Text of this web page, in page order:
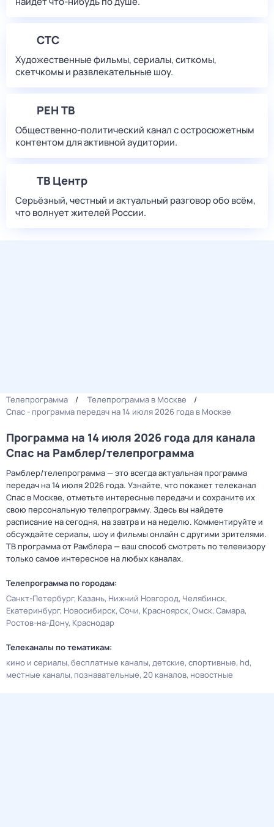
СТС
Художественные фильмы, сериалы, ситкомы,
скетчкомы и развлекательные шоу.
РЕН ТВ
Общественно-политический канал с остросюжетным
контентом для активной аудитории.
ТВ Центр
Серьёзный, честный и актуальный разговор обо всём,
что волнует жителей России.
Телепрограмма
Телепрограмма в Москве
Спас - программа передач на 14 июля 2026 года в Москве
Программа на 14 июля 2026 года для канала
Спас на Рамблер/телепрограмма
Рамблер/телепрограмма — это всегда актуальная программа
передач на 14 июля 2026 года. Узнайте, что покажет телеканал
Спас в Москве, отметьте интересные передачи и сохраните их
свою персональную телепрограмму. Здесь вы найдете
расписание на сегодня, на завтра и на неделю. Комментируйте и
обсуждайте сериалы, шоу и фильмы онлайн с другими зрителями.
ТВ программа от Рамблера — ваш способ смотреть по телевизору
только самое интересное на любых каналах.
Телепрограмма по городам:
Санкт-Петербург Казань Нижний Новгород Челябинск
Екатеринбург Новосибирск Сочи Красноярск Омск Самара
Ростов-на-Дону Краснодар
Телеканалы по тематикам:
кино и сериалы бесплатные каналы детские спортивные hd
местные каналы познавательные 20 каналов новостные